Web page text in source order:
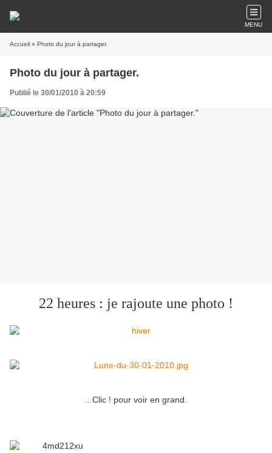
MENU
Accueil » Photo du jour à partager.
Photo du jour à partager.
Publié le 30/01/2010 à 20:59
22 heures : je rajoute une photo !
...Clic ! pour voir en grand.